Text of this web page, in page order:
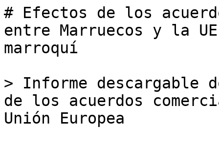
# Efectos de los
entre Marruecos y la
marroquí
> Informe descargable
de los acuerdos
Unión Europea